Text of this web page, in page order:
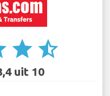
star star_half
uit 10